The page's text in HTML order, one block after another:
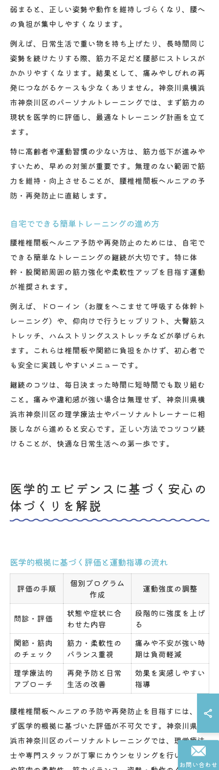
弱まると、正しい姿勢や動作を維持しづらくなり、腰へ
の負担が集中しやすくなります。
例えば、日常生活で重い物を持ち上げたり、長時間同じ
姿勢を続けたりする際、筋力不足だと腰部にストレスが
かかりやすくなります。結果として、痛みやしびれの再
発につながるケースも少なくありません。神奈川県横浜
市神奈川区のパーソナルトレーニングでは、まず筋力の
現状を医学的に評価し、最適なトレーニング計画を立て
ます。
特に高齢者や運動習慣の少ない方は、筋力低下が進みや
すいため、早めの対策が重要です。無理のない範囲で筋
力を維持・向上させることが、腰椎椎間板ヘルニアの予
防・再発防止に直結します。
自宅でできる簡単トレーニングの進め方
腰椎椎間板ヘルニア予防や再発防止のためには、自宅で
できる簡単なトレーニングの継続が大切です。特に体
幹・股関節周囲の筋力強化や柔軟性アップを目指す運動
が推奨されます。
例えば、ドローイン（お腹をへこませて呼吸する体幹ト
レーニング）や、仰向けで行うヒップリフト、大臀筋ス
トレッチ、ハムストリングスストレッチなどが挙げられ
ます。これらは椎間板や関節に負担をかけず、初心者で
も安全に実践しやすいメニューです。
継続のコツは、毎日決まった時間に短時間でも取り組む
こと。痛みや違和感が強い場合は無理せず、神奈川県横
浜市神奈川区の理学療法士やパーソナルトレーナーに相
談しながら進めると安心です。正しい方法でコツコツ続
けることが、快適な日常生活への第一歩です。
医学的エビデンスに基づく安心の
体づくりを解説
医学的根拠に基づく評価と運動指導の流れ
評価の手順
個別プログラム
作成
運動強度の調整
問診・評価
状態や症状に合
わせた内容
段階的に強度を上げ
る
関節・筋肉
のチェック
筋力・柔軟性の
バランス重視
痛みや不安が強い時
期は負荷軽減
理学療法的
アプローチ
再発予防と日常
生活の改善
効果を実感しやすい
指導
腰椎椎間板ヘルニアの予防や再発防止を目指すには、ま
ず医学的根拠に基づいた評価が不可欠です。神奈川県横
浜市神奈川区のパーソナルトレーニングでは、理学療法
士や専門スタッフが丁寧にカウンセリングを行い、関節
お問い合わせ